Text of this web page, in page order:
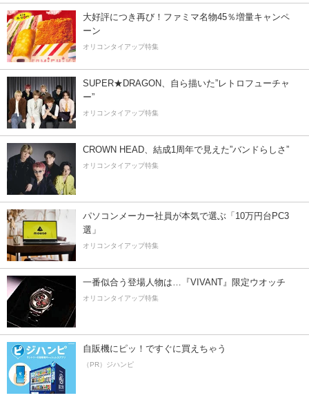
大好評につき再び！ファミマ名物45％増量キャンペ
ーン
オリコンタイアップ特集
SUPER★DRAGON、自ら描いた”レトロフューチャ
ー”
オリコンタイアップ特集
CROWN HEAD、結成1周年で見えた”バンドらしさ”
オリコンタイアップ特集
パソコンメーカー社員が本気で選ぶ「10万円台PC3
選」
オリコンタイアップ特集
一番似合う登場人物は…『VIVANT』限定ウオッチ
オリコンタイアップ特集
自販機にピッ！ですぐに買えちゃう
（PR）ジハンピ